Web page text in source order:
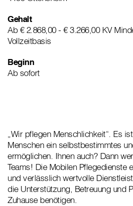
Gehalt
Ab € 2.868,00 - € 3.266,00 KV
Vollzeitbasis
Beginn
Ab sofort
„Wir pflegen Menschlichkeit“. Es
Menschen ein selbstbestimmtes
ermöglichen. Ihnen auch? Dann
Teams! Die Mobilen Pflegedienste
und verlässlich wertvolle
die Unterstützung, Betreuung und
Zuhause benötigen.